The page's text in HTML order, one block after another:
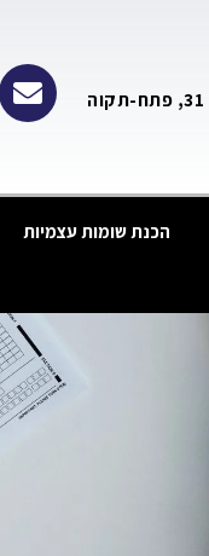
רח' הצנחנים 31, פתח-תקוה
הכנת שומות עצמיות